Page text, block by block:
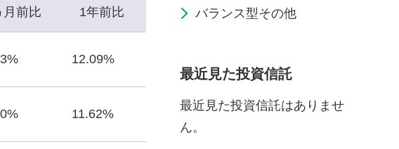
月前比 1年前比
12.09%
11.62%
バランス型その他
最近見た投資信託
最近見た投資信託はありませ
ん。